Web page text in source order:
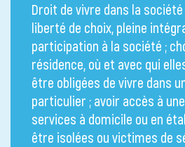
Droit de vivre dans la
liberté de choix, pleine
participation à la société ;
résidence, où et avec qui
être obligées de vivre dans
particulier ; avoir accès à
services à domicile ou en
être isolées ou victimes de